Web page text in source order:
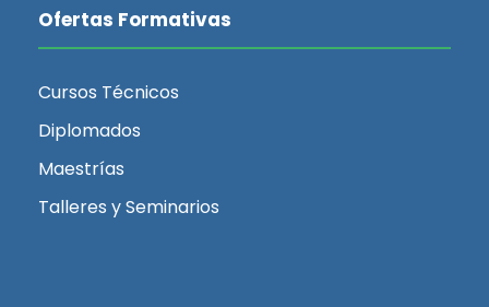
Ofertas Formativas
Cursos Técnicos
Diplomados
Maestrías
Talleres y Seminarios